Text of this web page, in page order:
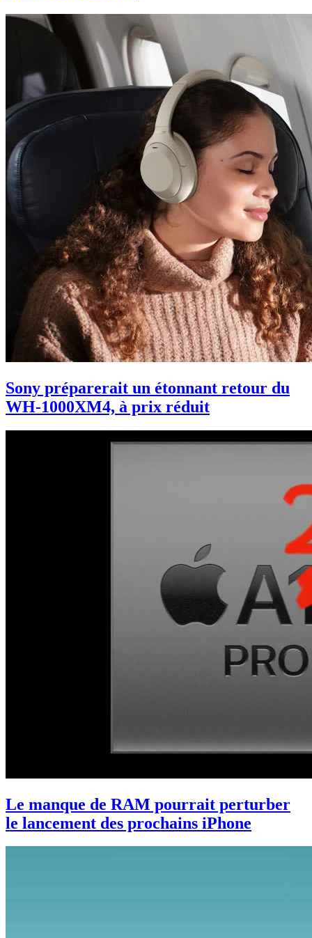
Sony préparerait un étonnant retour du
WH-1000XM4, à prix réduit
Le manque de RAM pourrait perturber
le lancement des prochains iPhone